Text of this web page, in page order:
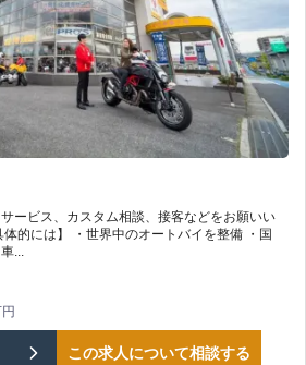
ービス、カスタム相談、接客などをお願いい
的には】 ・世界中のオートバイを整備 ・国
...
この求人について相談する